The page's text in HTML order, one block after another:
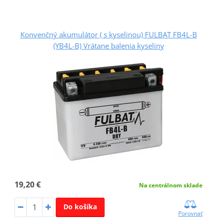
Konvenčný akumulátor ( s kyselinou) FULBAT FB4L-B
(YB4L-B) Vrátane balenia kyseliny
19,20 € Na centrálnom sklade
Do košíka
Porovnať